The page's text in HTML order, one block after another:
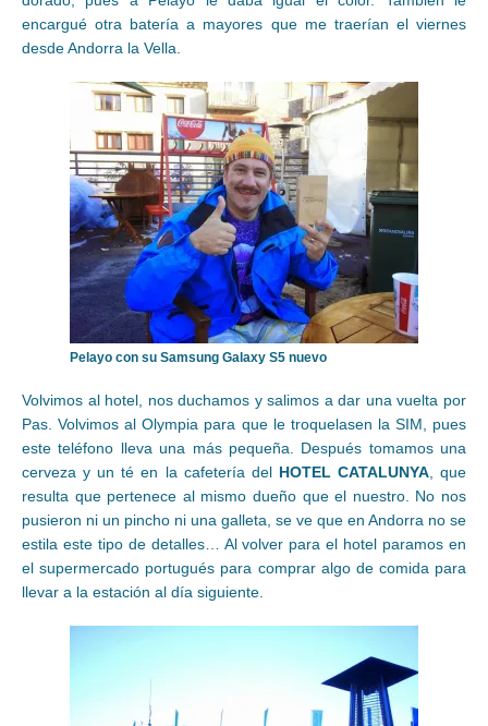
encargué otra batería a mayores que me traerían el viernes
desde Andorra la Vella.
Pelayo con su Samsung Galaxy S5 nuevo
Volvimos al hotel, nos duchamos y salimos a dar una vuelta por
Pas. Volvimos al Olympia para que le troquelasen la SIM, pues
este teléfono lleva una más pequeña. Después tomamos una
cerveza y un té en la cafetería del HOTEL CATALUNYA, que
resulta que pertenece al mismo dueño que el nuestro. No nos
pusieron ni un pincho ni una galleta, se ve que en Andorra no se
estila este tipo de detalles… Al volver para el hotel paramos en
el supermercado portugués para comprar algo de comida para
llevar a la estación al día siguiente.